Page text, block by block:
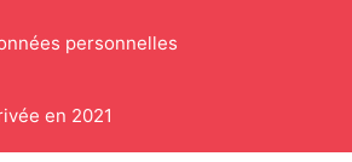
personnelles
en 2021